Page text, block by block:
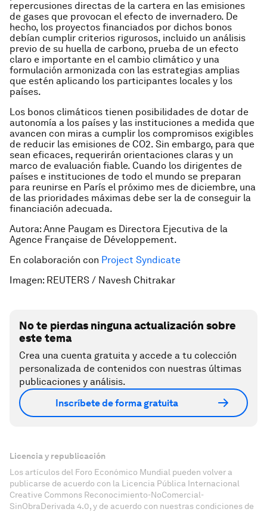
repercusiones directas de la cartera en las emisiones
de gases que provocan el efecto de invernadero. De
hecho, los proyectos financiados por dichos bonos
debían cumplir criterios rigurosos, incluido un análisis
previo de su huella de carbono, prueba de un efecto
claro e importante en el cambio climático y una
formulación armonizada con las estrategias amplias
que estén aplicando los participantes locales y los
países.
Los bonos climáticos tienen posibilidades de dotar de
autonomía a los países y las instituciones a medida que
avancen con miras a cumplir los compromisos exigibles
de reducir las emisiones de CO2. Sin embargo, para que
sean eficaces, requerirán orientaciones claras y un
marco de evaluación fiable. Cuando los dirigentes de
países e instituciones de todo el mundo se preparan
para reunirse en París el próximo mes de diciembre, una
de las prioridades máximas debe ser la de conseguir la
financiación adecuada.
Autora: Anne Paugam es Directora Ejecutiva de la
Agence Française de Développement.
En colaboración con Project Syndicate
Imagen: REUTERS / Navesh Chitrakar
No te pierdas ninguna actualización sobre
este tema
Crea una cuenta gratuita y accede a tu colección
personalizada de contenidos con nuestras últimas
publicaciones y análisis.
Inscríbete de forma gratuita
Licencia y republicación
Los artículos del Foro Económico Mundial pueden volver a
publicarse de acuerdo con la Licencia Pública Internacional
Creative Commons Reconocimiento-NoComercial-
SinObraDerivada 4.0, y de acuerdo con nuestras condiciones de